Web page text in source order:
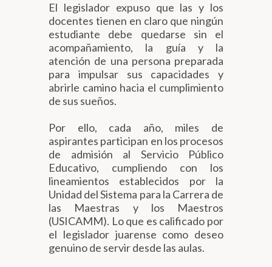
El legislador expuso que las y los
docentes tienen en claro que ningún
estudiante debe quedarse sin el
acompañamiento, la guía y la
atención de una persona preparada
para impulsar sus capacidades y
abrirle camino hacia el cumplimiento
de sus sueños.
Por ello, cada año, miles de
aspirantes participan en los procesos
de admisión al Servicio Público
Educativo, cumpliendo con los
lineamientos establecidos por la
Unidad del Sistema para la Carrera de
las Maestras y los Maestros
(USICAMM). Lo que es calificado por
el legislador juarense como deseo
genuino de servir desde las aulas.